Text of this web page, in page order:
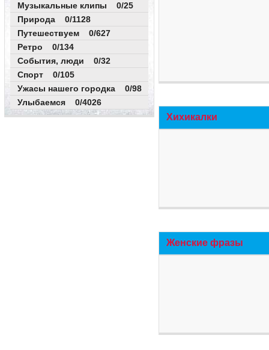
Музыкальные клипы 0/25
Природа 0/1128
Путешествуем 0/627
Ретро 0/134
События, люди 0/32
Спорт 0/105
Ужасы нашего городка 0/98
Улыбаемся 0/4026
Хихикалки
Женские фразы